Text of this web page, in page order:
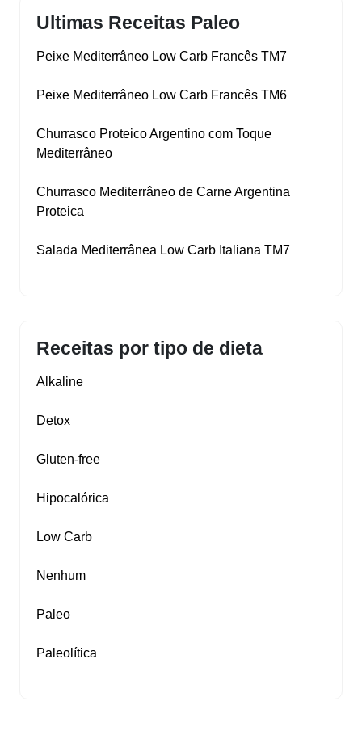
Ultimas Receitas Paleo
Peixe Mediterrâneo Low Carb Francês TM7
Peixe Mediterrâneo Low Carb Francês TM6
Churrasco Proteico Argentino com Toque
Mediterrâneo
Churrasco Mediterrâneo de Carne Argentina
Proteica
Salada Mediterrânea Low Carb Italiana TM7
Receitas por tipo de dieta
Alkaline
Detox
Gluten‑free
Hipocalórica
Low Carb
Nenhum
Paleo
Paleolítica